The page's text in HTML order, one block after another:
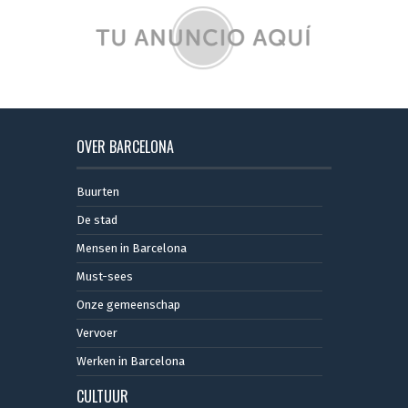
OVER BARCELONA
Buurten
De stad
Mensen in Barcelona
Must-sees
Onze gemeenschap
Vervoer
Werken in Barcelona
CULTUUR